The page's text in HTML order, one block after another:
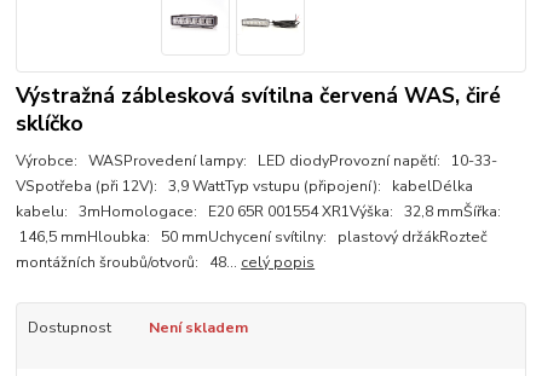
Výstražná záblesková svítilna červená WAS, čiré
sklíčko
Výrobce: WASProvedení lampy: LED diodyProvozní napětí: 10-33-
VSpotřeba (při 12V): 3,9 WattTyp vstupu (připojení): kabelDélka
kabelu: 3mHomologace: E20 65R 001554 XR1Výška: 32,8 mmŠířka:
146,5 mmHloubka: 50 mmUchycení svítilny: plastový držákRozteč
montážních šroubů/otvorů: 48... celý popis
Dostupnost Není skladem